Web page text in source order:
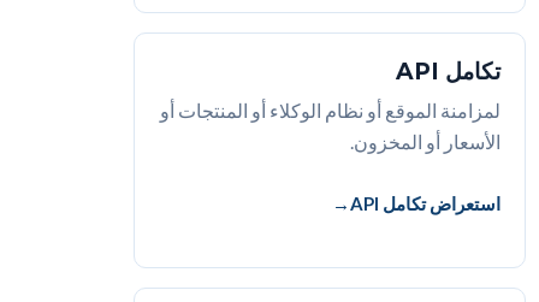
تكامل API
لمزامنة الموقع أو نظام الوكلاء أو المنتجات أو
الأسعار أو المخزون.
استعراض تكامل API